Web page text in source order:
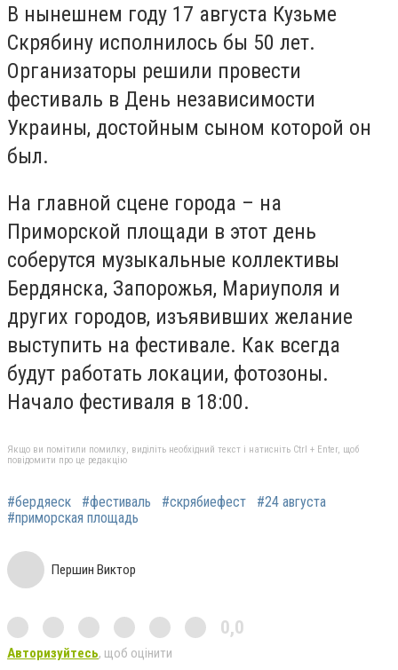
В нынешнем году 17 августа Кузьме
Скрябину исполнилось бы 50 лет.
Организаторы решили провести
фестиваль в День независимости
Украины, достойным сыном которой он
был.
На главной сцене города – на
Приморской площади в этот день
соберутся музыкальные коллективы
Бердянска, Запорожья, Мариуполя и
других городов, изъявивших желание
выступить на фестивале. Как всегда
будут работать локации, фотозоны.
Начало фестиваля в 18:00.
Якщо ви помітили помилку, виділіть необхідний текст і натисніть Ctrl + Enter, щоб
повідомити про це редакцію
#бердяеск #фестиваль #скрябиефест
#24 августа
#приморская площадь
Першин Виктор
0,0
Авторизуйтесь, щоб оцінити